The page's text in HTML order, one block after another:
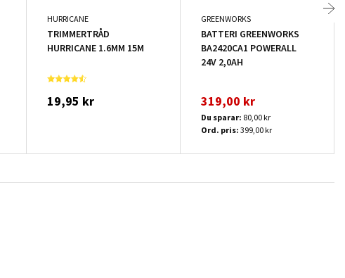
HURRICANE
TRIMMERTRÅD
HURRICANE 1.6MM 15M
19,95 kr
GREENWORKS
BATTERI GREENWORKS
BA2420CA1 POWERALL
24V 2,0AH
319,00 kr
Du sparar: 80,00 kr
Ord. pris: 399,00 kr